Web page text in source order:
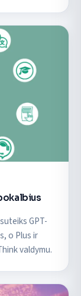
GPT-
o Plus ir
valdymu.